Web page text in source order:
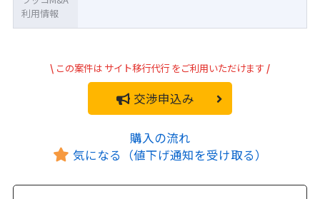
利用情報
\ この案件は サイト移行代行 をご利用いただけます /
交渉申込み
購入の流れ
気になる（値下げ通知を受け取る）